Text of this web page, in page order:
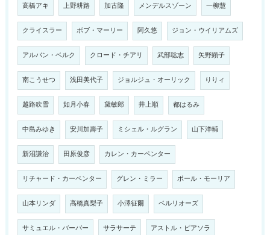
高橋アキ 上野耕路 加古隆 メンデルスゾーン 一柳慧
クライスラー ボブ・マーリー 阿久悠 ジョン・ウイリアムズ
アルバン・ベルク クロード・チアリ 武部聡志 矢野顕子
南こうせつ 浅田美代子 ジョルジュ・オーリック りりィ
越路吹雪 如月小春 黛敏郎 井上順 都はるみ
中島みゆき 安川加壽子 ミシェル・ルグラン 山下洋輔
新沼謙治 田原俊彦 カレン・カーペンター
リチャード・カーペンター グレン・ミラー ポール・モーリア
山本リンダ 高橋真梨子 小澤征爾 ベルリオーズ
サミュエル・バーバー サラサーテ アストル・ピアソラ